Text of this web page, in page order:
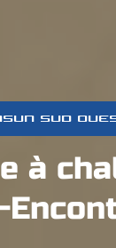
SUD
à